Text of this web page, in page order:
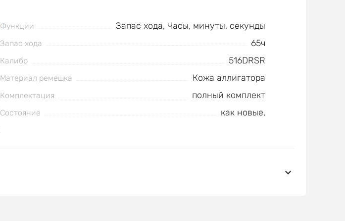
Функции Запас хода, Часы, минуты, секунды
Запас хода 65ч
Калибр 516DRSR
Материал ремешка Кожа аллигатора
Комплектация полный комплект
Состояние как новые,